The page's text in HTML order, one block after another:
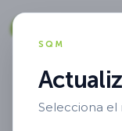
SQM
Selecciona